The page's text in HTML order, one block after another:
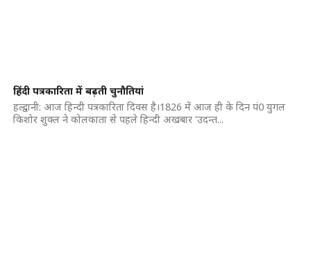
हिंदी पत्रकारिता में बढ़ती चुनौतियां
हल्द्वानी: आज हिन्दी पत्रकारिता दिवस है।1826 में आज ही के दिन पं0 युगल
किशोर शुक्ल ने कोलकाता से पहले हिन्दी अखबार ‘उदन्त...